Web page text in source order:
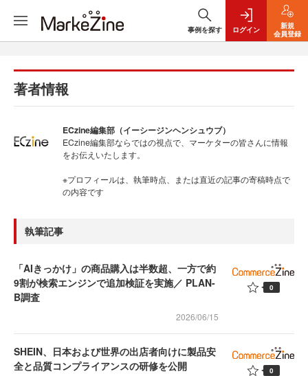
事例を探す ログイン
新規
会員登録
著者情報
ECzine編集部（イーシージンヘンシュウブ）
ECzine編集部ならではの視点で、マーケターの皆さんに情報
をお伝えいたします。
※プロフィールは、執筆時点、または直近の記事の寄稿時点で
の内容です
執筆記事
「AIきっかけ」の商品購入は半数超、一方で約
9割が検索エンジンで追加検証を実施／ PLAN-
B調査
2026/06/15
0
SHEIN、日本および世界の出店者向けに製品安
全と品質コンプライアンスの研修を公開
0